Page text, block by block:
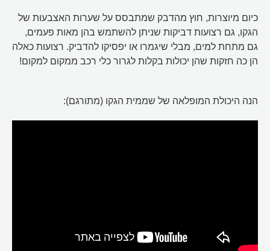
כיום מיוצרות, חוץ מהדבק שמתבסס על שערות האצבעות של
הגקו, גם רצועות דביקות שניתן להשתמש בהן מאות פעמים,
גם מתחת למים, מבלי שיגמרו או יפסיקו להדביק. רצועות כאלה
הן כה חזקות שהן יכולות בקלות לגרור כלי רכב ממקום למקום!
הנה היכולת המופלאה של שממית הגקו (מתורגם):